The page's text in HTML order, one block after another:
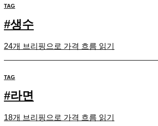
TAG
#생수
24개 브리핑으로 가격 흐름 읽기
TAG
#라면
18개 브리핑으로 가격 흐름 읽기